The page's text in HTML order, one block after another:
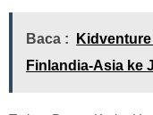
Baca :
Finlandia-Asia ke